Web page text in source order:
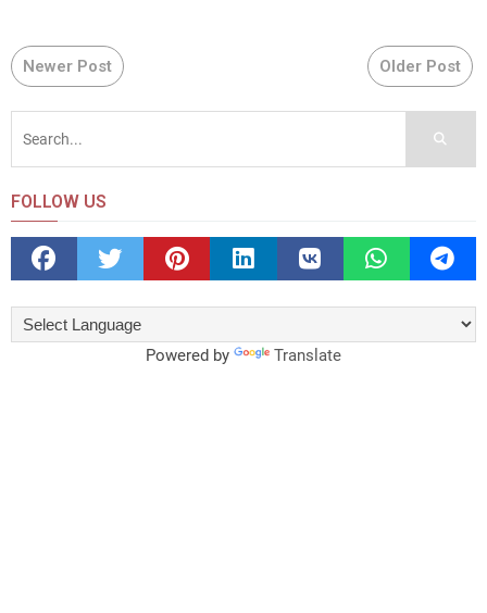
Newer Post Older Post
FOLLOW US
Powered by Translate